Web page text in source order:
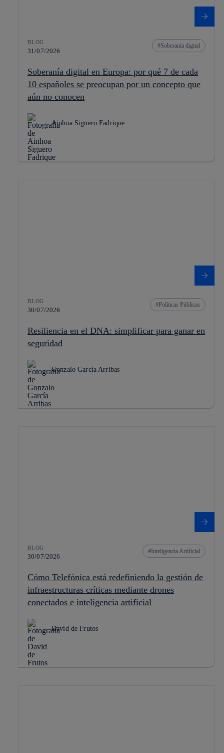
BLOG
31/07/2026
Soberanía digital
Soberanía digital en Europa: por qué 7 de cada
10 españoles se preocupan por un concepto que
aún no conocen
Ainhoa Siguero Fadrique
BLOG
30/07/2026
Políticas Públicas
Resiliencia en el DNA: simplificar para ganar en
seguridad
Gonzalo García Arribas
BLOG
30/07/2026
Inteligencia Artificial
Cómo Telefónica está redefiniendo la gestión de
infraestructuras críticas mediante drones
conectados e inteligencia artificial
David de Frutos